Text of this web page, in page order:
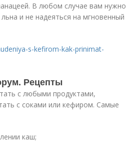
В любом случае вам нужно
и не надеяться на мгновенный
s-kefirom-kak-prinimat-
Рецепты
с любыми продуктами,
с соками или кефиром. Самые
каш;